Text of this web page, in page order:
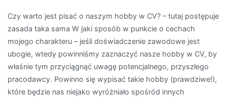
Czy warto jest pisać o naszym hobby w CV? – tutaj postępuje
zasada taka sama W jaki sposób w punkcie o cechach
mojego charakteru – jeśli doświadczenie zawodowe jest
ubogie, wtedy powinniśmy zaznaczyć nasze hobby w CV, by
właśnie tym przyciągnąć uwagę potencjalnego, przyszłego
pracodawcy. Powinno się wypisać takie hobby (prawdziwe!),
które będzie nas niejako wyróżniało spośród innych